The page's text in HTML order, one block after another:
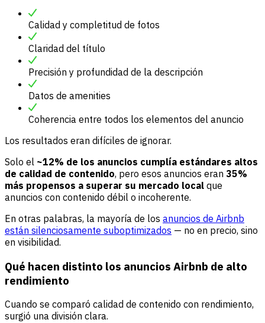
Calidad y completitud de fotos
Claridad del título
Precisión y profundidad de la descripción
Datos de amenities
Coherencia entre todos los elementos del anuncio
Los resultados eran difíciles de ignorar.
Solo el ~12% de los anuncios cumplía estándares altos
de calidad de contenido, pero esos anuncios eran 35%
más propensos a superar su mercado local que
anuncios con contenido débil o incoherente.
En otras palabras, la mayoría de los anuncios de Airbnb
están silenciosamente suboptimizados — no en precio, sino
en visibilidad.
Qué hacen distinto los anuncios Airbnb de alto
rendimiento
Cuando se comparó calidad de contenido con rendimiento,
surgió una división clara.